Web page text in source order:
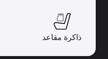
ذاكرة مقاعد